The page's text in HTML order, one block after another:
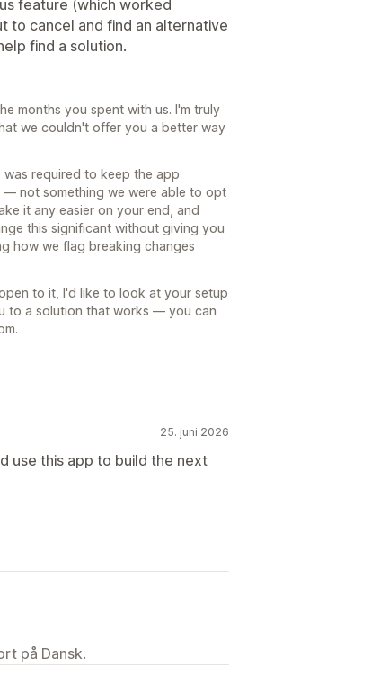
feature (which worked
to cancel and find an alternative
find a solution.
months you spent with us. I'm truly
we couldn't offer you a better way
required to keep the app
— not something we were able to opt
it any easier on your end, and
this significant without giving you
how we flag breaking changes
to it, I'd like to look at your setup
to a solution that works — you can
25. juni 2026
use this app to build the next
på Dansk.